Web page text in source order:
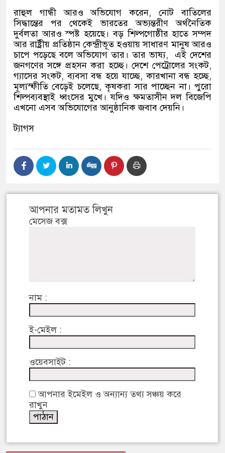
রাহুল গান্ধী আরও অভিযোগ করেন,নোট বাতিলের
সিদ্ধান্তের পর থেকেই ভারতের অভ্যন্তরীণ অর্থনৈতিক
দুর্বলতা আরও স্পষ্ট হয়েছে। বড় শিল্পগোষ্ঠীর হাতে সম্পদ
আর রাষ্ট্রীয় প্রতিষ্ঠান কেন্দ্রীভূত হওয়ায় সাধারণ মানুষ আরও
চাপে পড়েছে বলে অভিযোগ তার। তার ভাষ্য,এই দেশের
জনগণের সঙ্গে প্রহসন করা হচ্ছে। দেশে পেট্রোলের সংকট,
গ্যাসের সংকট,ব্যবসা বন্ধ হয়ে যাচ্ছে,কারখানা বন্ধ হচ্ছে,
মূল্যস্ফীতি বেড়েই চলেছে,কৃষকরা সার পাচ্ছেন না। পুরো
শিল্পব্যবস্থাই ধ্বংসের মুখে। যদিও ক্ষমতাসীন দল বিজেপি
এখনো এসব অভিযোগের আনুষ্ঠানিক জবাব দেয়নি।
ট্যাগস
আপনার মতামত লিখুন
মেসেজ বক্স
নাম :
ই-মেইল :
ওয়েবসাইট :
আপনার ইমেইল ও অন্যান্য তথ্য সঞ্চয় করে
রাখুন